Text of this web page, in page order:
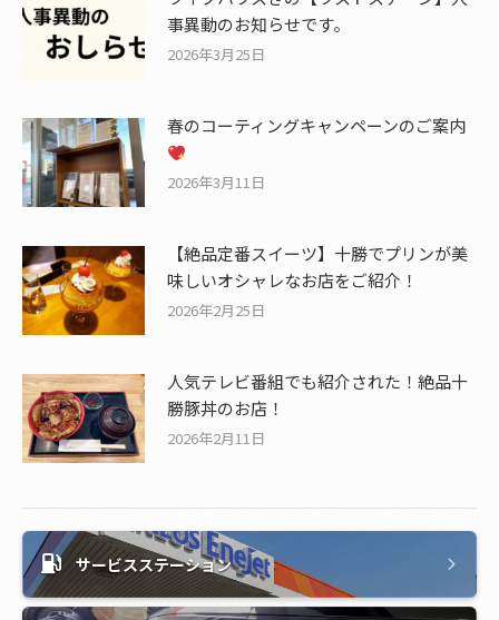
事異動のお知らせです。
2026年3月25日
春のコーティングキャンペーンのご案内
2026年3月11日
【絶品定番スイーツ】十勝でプリンが美
味しいオシャレなお店をご紹介！
2026年2月25日
人気テレビ番組でも紹介された！絶品十
勝豚丼のお店！
2026年2月11日
サービスステーション